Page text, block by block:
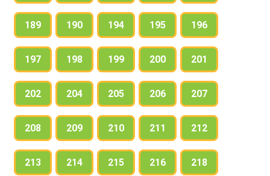
189 190 194 195 196
197 198 199 200 201
202 204 205 206 207
208 209 210 211 212
213 214 215 216 218